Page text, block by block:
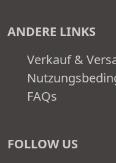
ANDERE LINKS
Verkauf &
FAQs
FOLLOW US